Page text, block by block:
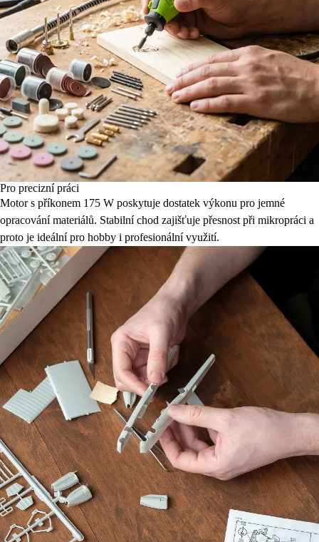
Pro precizní práci
Motor s příkonem 175 W poskytuje dostatek výkonu pro jemné
opracování materiálů. Stabilní chod zajišťuje přesnost při mikropráci a
proto je ideální pro hobby i profesionální využití.